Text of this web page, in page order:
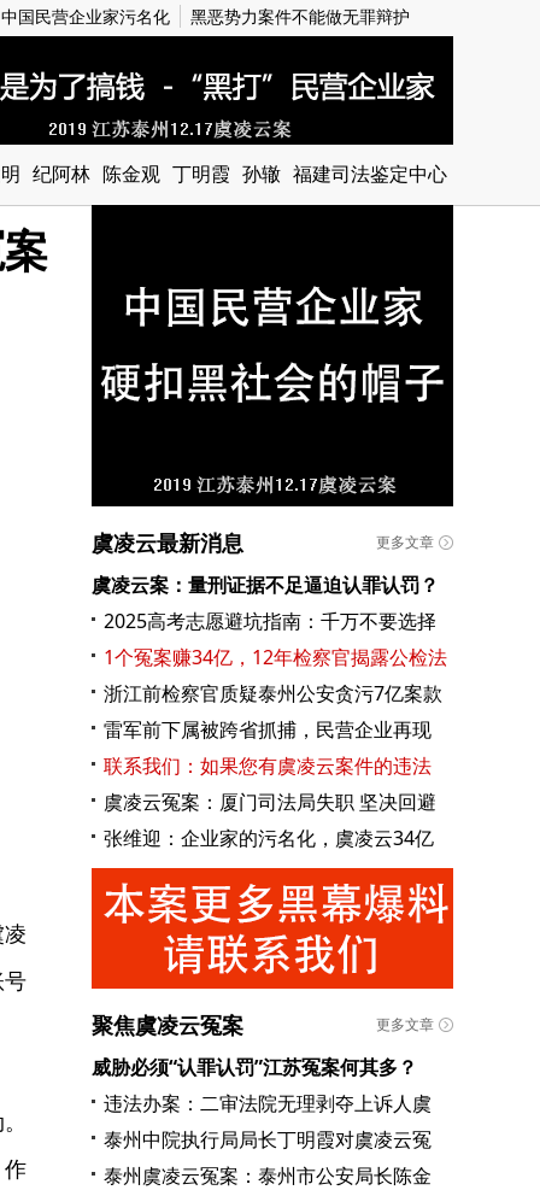
中国民营企业家污名化 黑恶势力案件不能做无罪辩护
纪阿林 陈金观 丁明霞 孙辙 福建司法鉴定中心
更多文章
虞凌云最新消息
虞凌云案：量刑证据不足逼迫认罪认罚？
2025高考志愿避坑指南：千万不要选择
1个冤案赚34亿，12年检察官揭露公检法
浙江前检察官质疑泰州公安贪污7亿案款
雷军前下属被跨省抓捕，民营企业再现
联系我们：如果您有虞凌云案件的违法
虞凌云冤案：厦门司法局失职 坚决回避
张维迎：企业家的污名化，虞凌云34亿
更多文章
聚焦虞凌云冤案
威胁必须“认罪认罚”江苏冤案何其多？
违法办案：二审法院无理剥夺上诉人虞
泰州中院执行局局长丁明霞对虞凌云冤
泰州虞凌云冤案：泰州市公安局长陈金